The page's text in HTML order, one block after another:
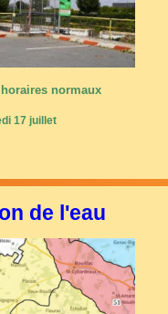
normaux
17 juillet
de l'eau